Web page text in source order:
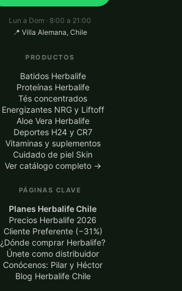
Lun a Dom · 8:00 a 21:00
📍 Villa Alemana, Chile
PRODUCTOS
Batidos Herbalife
Proteínas Herbalife
Tés concentrados
Energizantes NRG y Liftoff
Aloe Vera Herbalife
Deportes H24 y CR7
Vitaminas y suplementos
Cuidado de piel Skin
Ver catálogo completo →
PÁGINAS CLAVE
Planes Herbalife Chile
Precios Herbalife 2026
Cliente Preferente (−31%)
¿Dónde comprar Herbalife?
Únete como distribuidor
Conócenos: Pilar y Héctor
Blog Herbalife Chile